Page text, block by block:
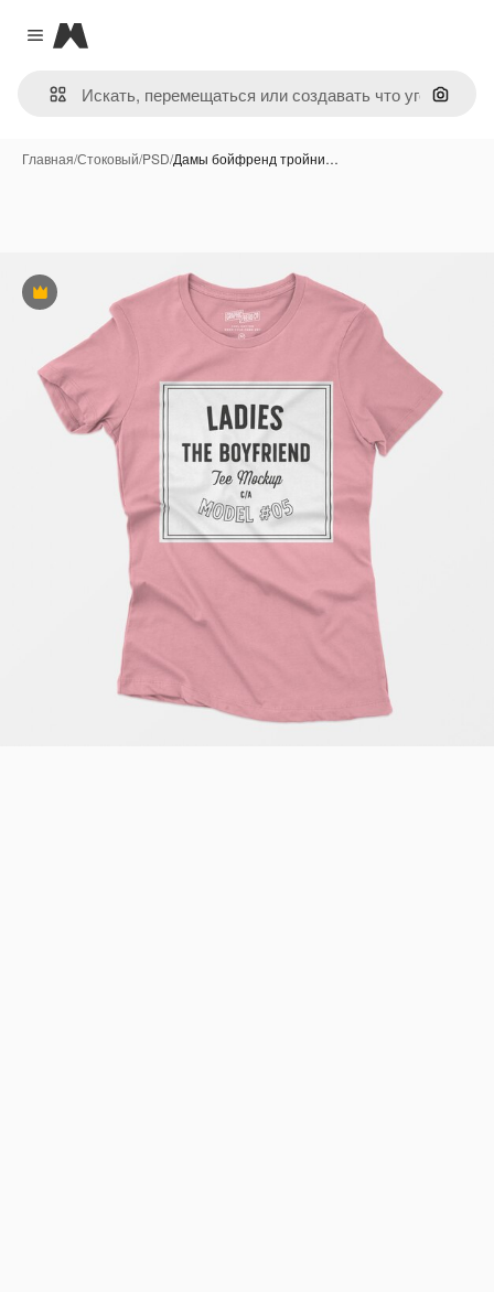
Close menu
Magnific
Поиск
Главная/Стоковый/PSD/Дамы бойфренд тройни…
Премиум